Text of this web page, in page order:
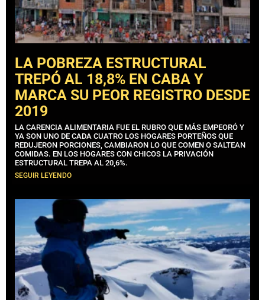
LA POBREZA ESTRUCTURAL
TREPÓ AL 18,8% EN CABA Y
MARCA SU PEOR REGISTRO DESDE
2019
LA CARENCIA ALIMENTARIA FUE EL RUBRO QUE MÁS EMPEORÓ Y
YA SON UNO DE CADA CUATRO LOS HOGARES PORTEÑOS QUE
REDUJERON PORCIONES, CAMBIARON LO QUE COMEN O SALTEAN
COMIDAS. EN LOS HOGARES CON CHICOS LA PRIVACIÓN
ESTRUCTURAL TREPA AL 20,6%.
SEGUIR LEYENDO